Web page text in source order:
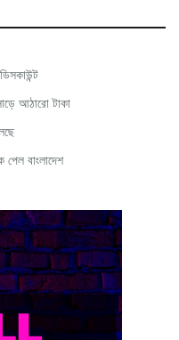
আঠারো টাকা
বাংলাদেশ